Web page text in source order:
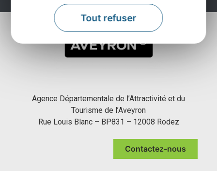
Tout refuser
Agence Départementale de l’Attractivité et du
Tourisme de l’Aveyron
Rue Louis Blanc – BP831 – 12008 Rodez
Contactez-nous